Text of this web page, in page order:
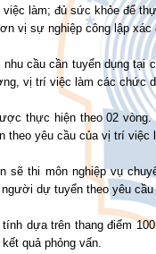
làm; đủ sức khỏe để
vị sự nghiệp công lập
cầu cần tuyển dụng
vị trí việc làm các chức
thực hiện theo 02
theo yêu cầu của vị trí
sẽ thi môn nghiệp vụ
người dự tuyển theo yêu
dựa trên thang điểm
quả phỏng vấn.